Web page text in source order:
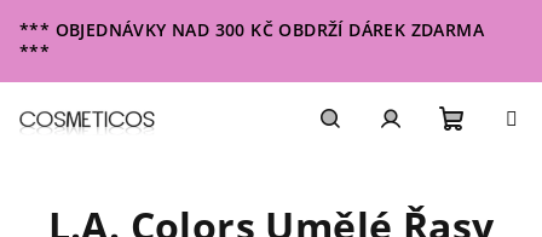
na
obsah
*** OBJEDNÁVKY NAD 300 KČ OBDRŽÍ DÁREK ZDARMA
***
košík
L.A. Colors Umělé Řasy